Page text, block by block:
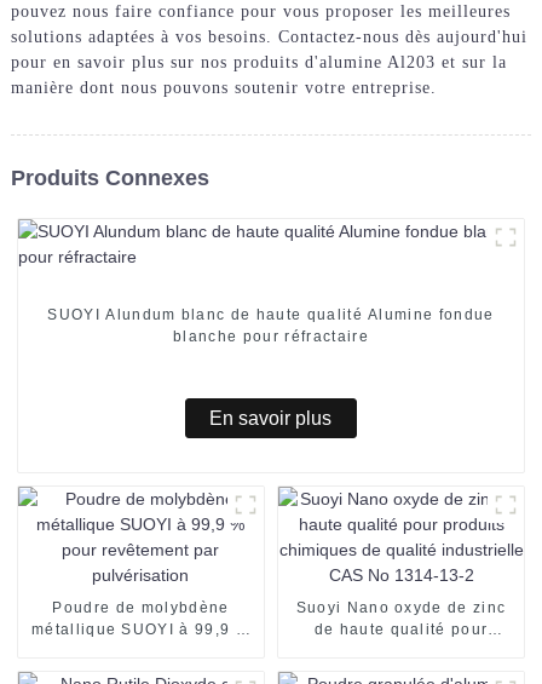
pouvez nous faire confiance pour vous proposer les meilleures
solutions adaptées à vos besoins. Contactez-nous dès aujourd'hui
pour en savoir plus sur nos produits d'alumine Al203 et sur la
manière dont nous pouvons soutenir votre entreprise.
Produits Connexes
SUOYI Alundum blanc de haute qualité Alumine fondue
blanche pour réfractaire
En savoir plus
Poudre de molybdène
métallique SUOYI à 99,9 %
Suoyi Nano oxyde de zinc
de haute qualité pour
qualité industrielle CAS No